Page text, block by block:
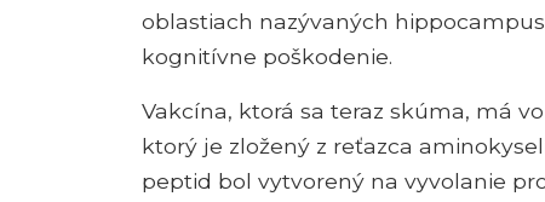
oblastiach nazývaných
kognitívne poškodenie.
Vakcína, ktorá sa teraz skúma, má
ktorý je zložený z reťazca
peptid bol vytvorený na vyvolanie